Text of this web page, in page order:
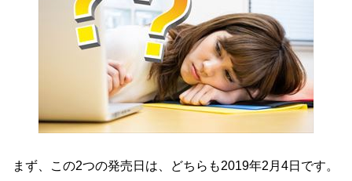
まず、この2つの発売日は、どちらも2019年2月4日です。